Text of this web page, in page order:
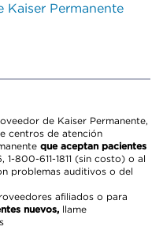
Kaiser Permanente
de Kaiser Permanente,
centros de atención
que aceptan pacientes
800-611-1811 (sin costo) o al
problemas auditivos o del
afiliados o para
nuevos, llame